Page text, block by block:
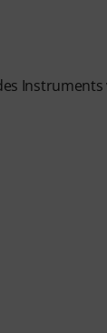
Instruments